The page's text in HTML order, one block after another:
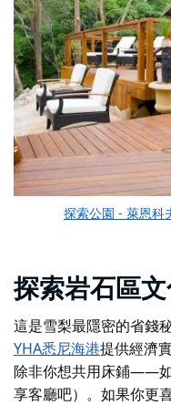
探索公園 - 萊恩科
探索岩石區
這是雪梨最隱密的省錢
YHA悉尼海港提供經濟
除非你想共用床鋪——
享客廳吧）。如果你更